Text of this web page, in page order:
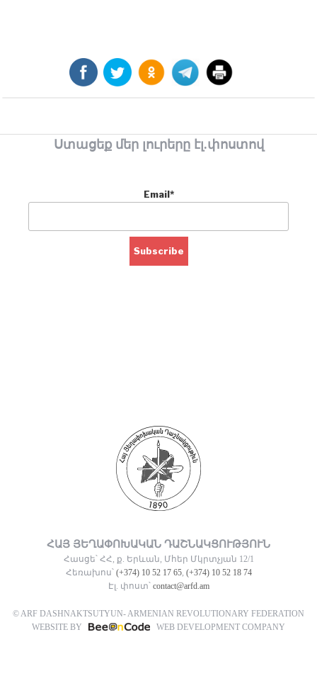
Ստացեք մեր լուրերը էլ.փոստով
Email*
ՀԱՅ ՅԵՂԱՓՈԽԱԿԱՆ ԴԱՇՆԱԿՑՈՒԹՅՈՒՆ
Հասցե՝ ՀՀ, ք. Երևան, Մհեր Մկրտչյան 12/1
Հեռախոս՝ (+374) 10 52 17 65, (+374) 10 52 18 74
Էլ. փոստ՝ contact@arfd.am
© ARF DASHNAKTSUTYUN- ARMENIAN REVOLUTIONARY FEDERATION
WEBSITE BY
WEB DEVELOPMENT COMPANY